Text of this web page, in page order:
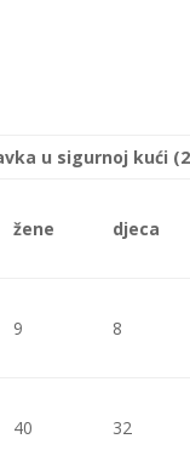
u sigurnoj kući
žene djeca
9 8
40 32